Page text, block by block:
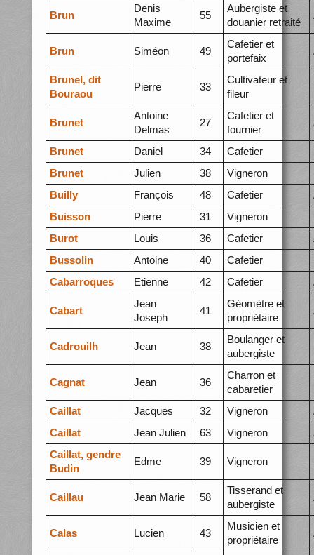
Brun
Denis
Maxime
55
Aubergiste et
douanier retraité
Brun Siméon 49
Cafetier et
portefaix
Brunel, dit
Bouraou
Pierre 33
Cultivateur et
fileur
Brunet
Antoine
Delmas
27
Cafetier et
fournier
Brunet Daniel 34 Cafetier
Brunet
Julien 38 Vigneron
Builly
François 48 Cafetier
Buisson
Pierre 31 Vigneron
Burot
Louis 36 Cafetier
Bussolin
Antoine 40 Cafetier
Cabarroques
Etienne 42 Cafetier
Cabart
Jean
Joseph
41
Géomètre et
propriétaire
Cadrouilh Jean 38
Boulanger et
aubergiste
Cagnat Jean 36
Charron et
cabaretier
Caillat Jacques 32 Vigneron
Caillat
Jean Julien 63 Vigneron
Caillat, gendre
Budin
Edme 39 Vigneron
Caillau Jean Marie 58
Tisserand et
aubergiste
Calas Lucien 43
Musicien et
propriétaire